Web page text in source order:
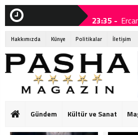
23:35 -
23:20 -
22:20 -
02:40 -
02:35 -
21:40 -
19:25 -
Hakkımızda Künye Politikalar İletişim
Gündem Kültür ve Sanat